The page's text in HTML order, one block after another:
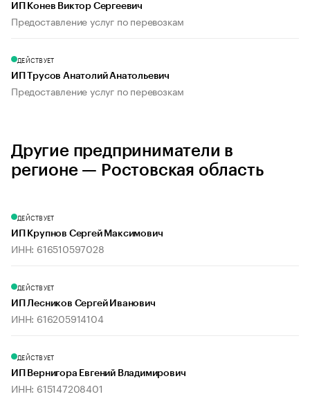
ИП Конев Виктор Сергеевич
Предоставление услуг по перевозкам
ДЕЙСТВУЕТ
ИП Трусов Анатолий Анатольевич
Предоставление услуг по перевозкам
Другие предприниматели в
регионе — Ростовская область
ДЕЙСТВУЕТ
ИП Крупнов Сергей Максимович
ИНН: 616510597028
ДЕЙСТВУЕТ
ИП Лесников Сергей Иванович
ИНН: 616205914104
ДЕЙСТВУЕТ
ИП Вернигора Евгений Владимирович
ИНН: 615147208401